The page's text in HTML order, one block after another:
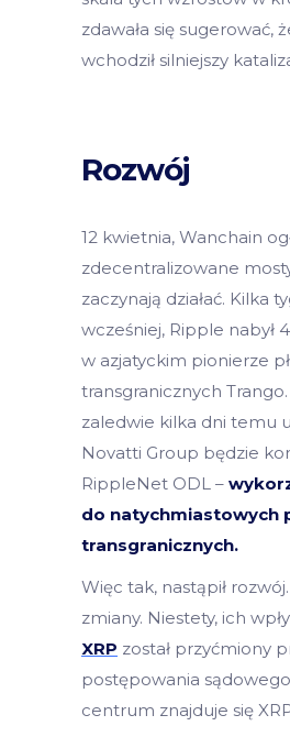
zdawała się sugerować,
wchodził silniejszy
Rozwój
12 kwietnia, Wanchain
zdecentralizowane
zaczynają działać. Kilka
wcześniej, Ripple nabył
w azjatyckim pionierze
transgranicznych
zaledwie kilka dni temu
Novatti Group będzie
RippleNet ODL –
do natychmiastowych
transgranicznych.
Więc tak, nastąpił
zmiany. Niestety, ich
XRP został przyćmiony
postępowania
centrum znajduje się